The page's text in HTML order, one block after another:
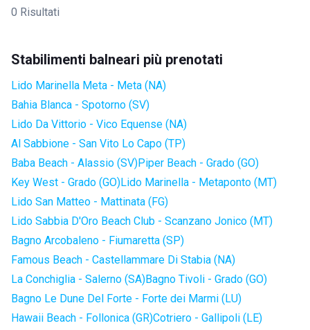
0 Risultati
Stabilimenti balneari più prenotati
Lido Marinella Meta - Meta (NA)
Bahia Blanca - Spotorno (SV)
Lido Da Vittorio - Vico Equense (NA)
Al Sabbione - San Vito Lo Capo (TP)
Baba Beach - Alassio (SV)Piper Beach - Grado (GO)
Key West - Grado (GO)Lido Marinella - Metaponto (MT)
Lido San Matteo - Mattinata (FG)
Lido Sabbia D'Oro Beach Club - Scanzano Jonico (MT)
Bagno Arcobaleno - Fiumaretta (SP)
Famous Beach - Castellammare Di Stabia (NA)
La Conchiglia - Salerno (SA)Bagno Tivoli - Grado (GO)
Bagno Le Dune Del Forte - Forte dei Marmi (LU)
Hawaii Beach - Follonica (GR)Cotriero - Gallipoli (LE)